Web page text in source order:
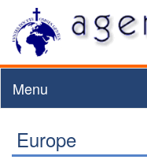
Menu
Europe